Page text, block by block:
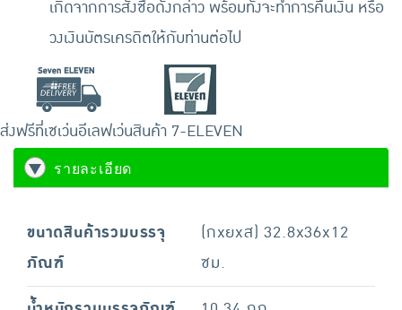
เกิดจากการสั่งซื้อดังกล่าว พร้อมทั้งจะทำการคืนเงิน หรือ
วงเงินบัตรเครดิตให้กับท่านต่อไป
ส่งฟรีที่เซเว่นอีเลฟเว่นสินค้า 7-ELEVEN
รายละเอียด
ขนาดสินค้ารวมบรรจุ
ภัณฑ์
(กxยxส) 32.8x36x12
ซม.